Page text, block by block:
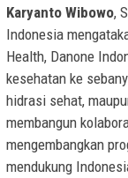
Karyanto Wibowo,
Indonesia
Health, Danone
kesehatan ke
hidrasi sehat,
membangun
mengembangkan
mendukung